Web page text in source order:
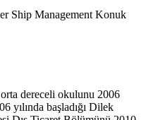
dereceli okulunu 2006
yılında başladığı Dilek